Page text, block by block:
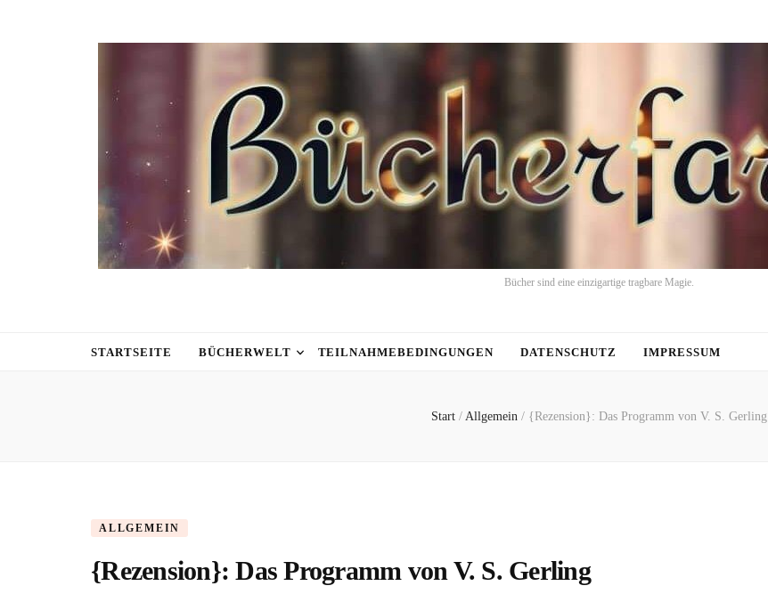
Bücher sind eine einzigartige tragbare Magie.
STARTSEITE BÜCHERWELT TEILNAHMEBEDINGUNGEN DATENSCHUTZ IMPRESSUM
Start / Allgemein / {Rezension}: Das Programm von V. S. Gerling
ALLGEMEIN
{Rezension}: Das Programm von V. S. Gerling